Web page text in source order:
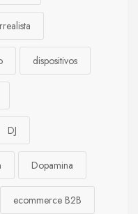
dispositivos
DJ
Dopamina
ecommerce B2B